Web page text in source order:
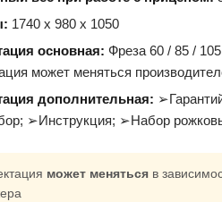
1740 х 980 х 1050
основная: Фреза 60 / 85 /
может меняться
дополнительная:
➢Инструкция; ➢Набор
может меняться в